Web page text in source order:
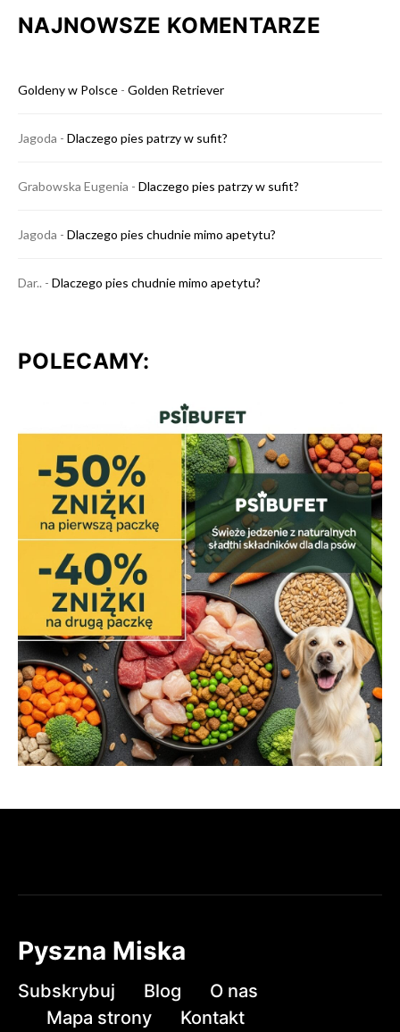
NAJNOWSZE KOMENTARZE
Goldeny w Polsce - Golden Retriever
Jagoda - Dlaczego pies patrzy w sufit?
Grabowska Eugenia - Dlaczego pies patrzy w sufit?
Jagoda - Dlaczego pies chudnie mimo apetytu?
Dar.. - Dlaczego pies chudnie mimo apetytu?
POLECAMY:
Pyszna Miska
Subskrybuj Blog
O nas
Mapa strony
Kontakt